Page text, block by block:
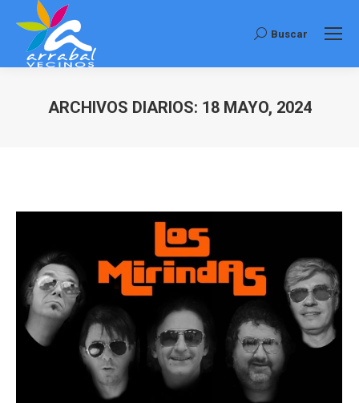
Buscar:
Buscar
ARCHIVOS DIARIOS: 18 MAYO, 2024